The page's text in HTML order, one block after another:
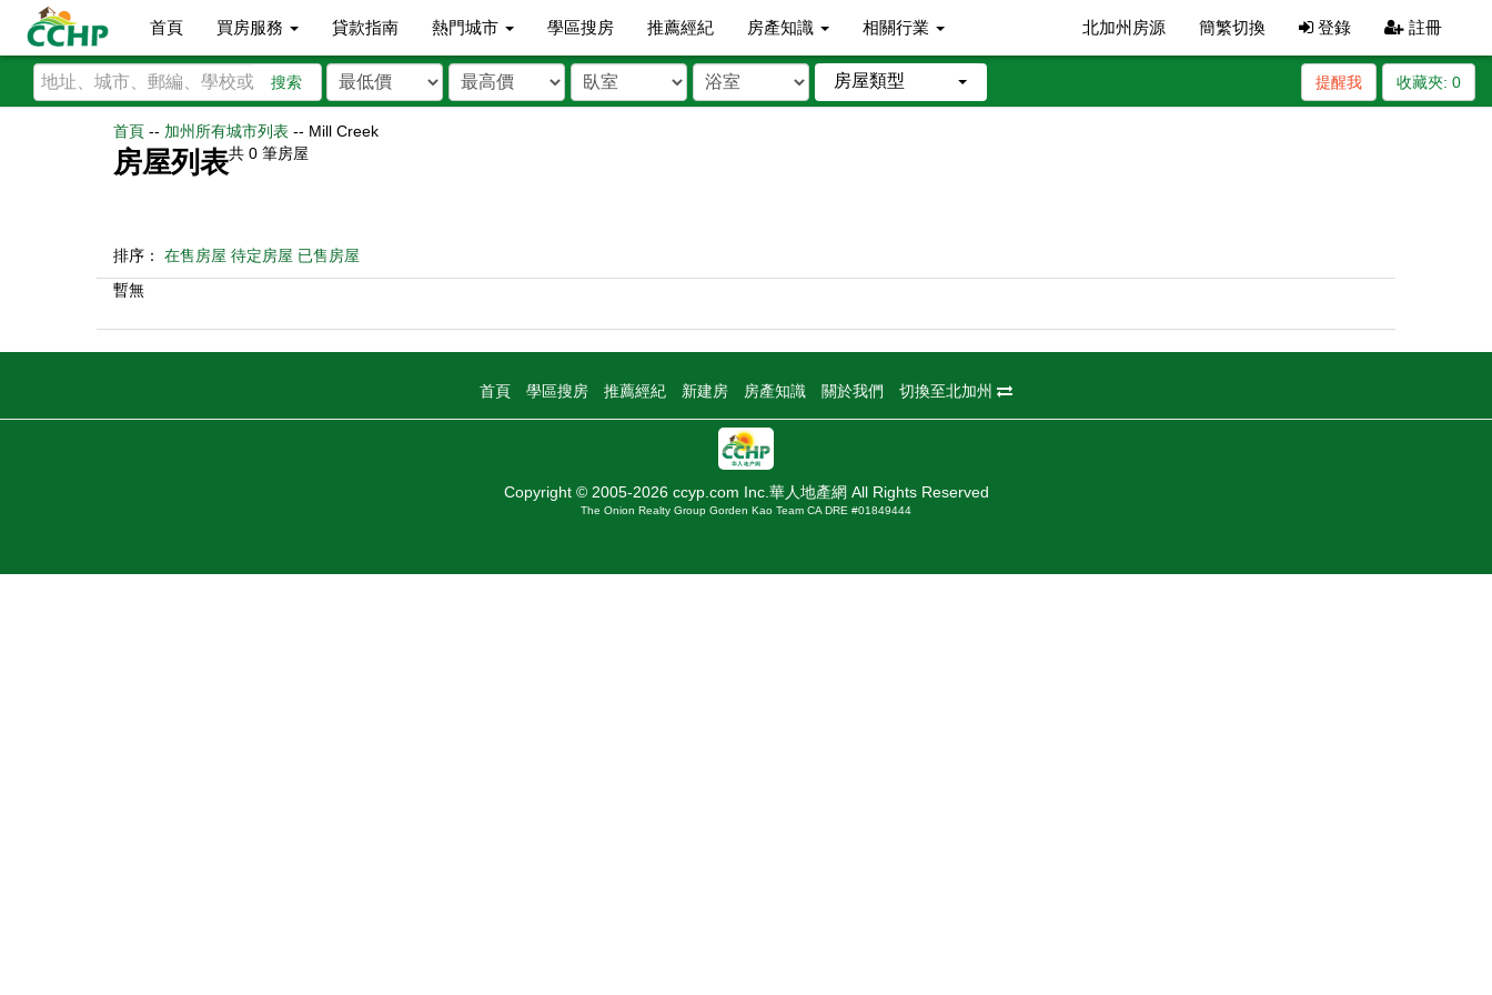
首頁 買房服務 貸款指南 熱門城市 學區搜房 推薦經紀 房產知識 相關行業 北加州房源 簡繁切換 登錄 註冊
搜索 房屋類型 收藏夾: 0
提醒我
首頁 -- 加州所有城市列表 -- Mill Creek
房屋列表共 0 筆房屋
排序： 在售房屋 待定房屋 已售房屋
暫無
首頁 學區搜房 推薦經紀 新建房 房產知識 關於我們 切換至北加州
Copyright © 2005-2026 ccyp.com Inc.華人地產網 All Rights Reserved
The Onion Realty Group Gorden Kao Team CA DRE #01849444